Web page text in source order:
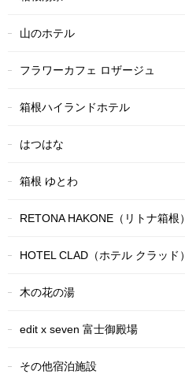
山のホテル
フラワーカフェ ロザージュ
箱根ハイランドホテル
はつはな
箱根 ゆとわ
RETONA HAKONE（リトナ箱根）
HOTEL CLAD（ホテル クラッド）
木の花の湯
edit x seven 富士御殿場
その他宿泊施設